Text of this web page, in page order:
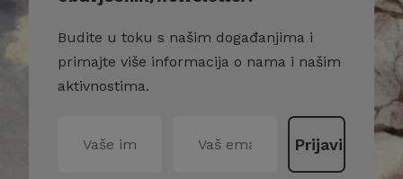
Budite u toku s našim događanjima i
primajte više informacija o nama i našim
aktivnostima.